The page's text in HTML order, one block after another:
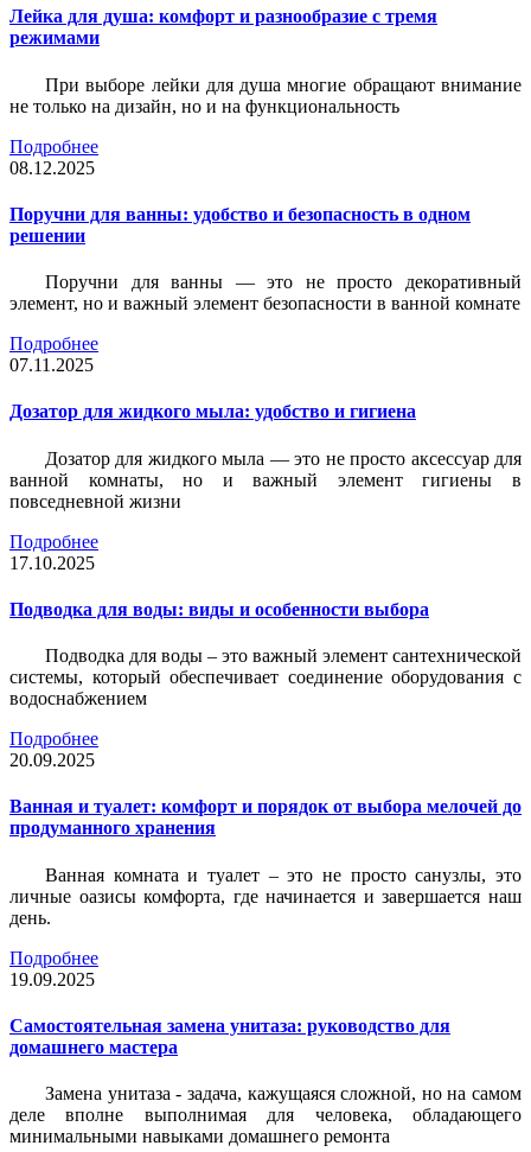
Лейка для душа: комфорт и разнообразие с тремя
режимами
При выборе лейки для душа многие обращают внимание
не только на дизайн, но и на функциональность
Подробнее
08.12.2025
Поручни для ванны: удобство и безопасность в одном
решении
Поручни для ванны — это не просто декоративный
элемент, но и важный элемент безопасности в ванной комнате
Подробнее
07.11.2025
Дозатор для жидкого мыла: удобство и гигиена
Дозатор для жидкого мыла — это не просто аксессуар для
ванной комнаты, но и важный элемент гигиены в
повседневной жизни
Подробнее
17.10.2025
Подводка для воды: виды и особенности выбора
Подводка для воды – это важный элемент сантехнической
системы, который обеспечивает соединение оборудования с
водоснабжением
Подробнее
20.09.2025
Ванная и туалет: комфорт и порядок от выбора мелочей до
продуманного хранения
Ванная комната и туалет – это не просто санузлы, это
личные оазисы комфорта, где начинается и завершается наш
день.
Подробнее
19.09.2025
Самостоятельная замена унитаза: руководство для
домашнего мастера
Замена унитаза - задача, кажущаяся сложной, но на самом
деле вполне выполнимая для человека, обладающего
минимальными навыками домашнего ремонта